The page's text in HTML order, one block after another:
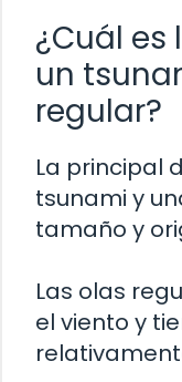
¿Cuál
un
regular?
La principal
tsunami y
tamaño y
Las olas
el viento y